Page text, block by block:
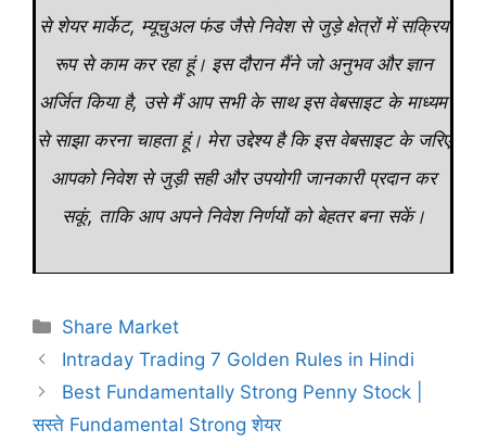
से शेयर मार्केट, म्यूचुअल फंड जैसे निवेश से जुड़े क्षेत्रों में सक्रिय
रूप से काम कर रहा हूं। इस दौरान मैंने जो अनुभव और ज्ञान
अर्जित किया है, उसे मैं आप सभी के साथ इस वेबसाइट के माध्यम
से साझा करना चाहता हूं। मेरा उद्देश्य है कि इस वेबसाइट के जरिए
आपको निवेश से जुड़ी सही और उपयोगी जानकारी प्रदान कर
सकूं, ताकि आप अपने निवेश निर्णयों को बेहतर बना सकें।
Categories
Share Market
Intraday Trading 7 Golden Rules in Hindi
Best Fundamentally Strong Penny Stock |
सस्ते Fundamental Strong शेयर